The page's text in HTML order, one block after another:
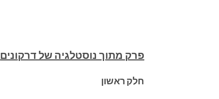
פרק מתוך נוסטלגיה של דרקונים
חלק ראשון